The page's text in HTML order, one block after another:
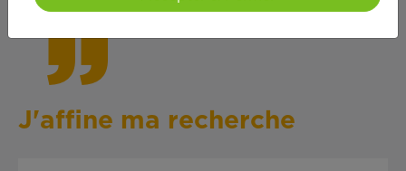
J'affine ma recherche